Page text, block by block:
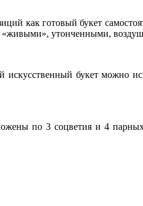
как готовый букет
«живыми», утонченными,
букет можно
по 3 соцветия и 4